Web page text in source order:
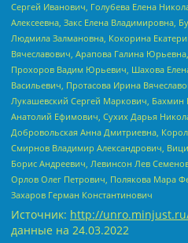
Сергей Иванович, Голубева Елена
Алексеевна, Закс Елена Владимировна,
Людмила Залмановна, Кокорина
Вячеславович, Арапова Галина
Прохоров Вадим Юрьевич, Шахова
Васильевич, Протасова Ирина
Лукашевский Сергей Маркович, Бахмин
Анатолий Ефимович, Сухих Дарья
Добровольская Анна Дмитриевна,
Смирнов Владимир Александрович,
Борис Андреевич, Левинсон Лев
Орлов Олег Петрович, Полякова Мара
Захаров Герман Константинович
Источник: http://
данные на 24.03.2022